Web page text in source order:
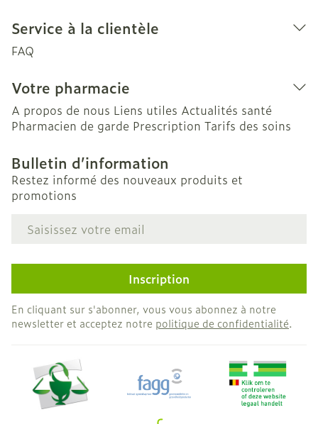
Service à la clientèle
FAQ
Votre pharmacie
A propos de nous Liens utiles Actualités santé
Pharmacien de garde Prescription Tarifs des soins
Bulletin d’information
Restez informé des nouveaux produits et
promotions
Adresse mail
Inscription
En cliquant sur s'abonner, vous vous abonnez à notre
newsletter et acceptez notre politique de confidentialité.